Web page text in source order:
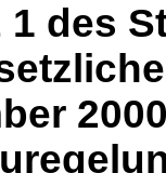
1 des